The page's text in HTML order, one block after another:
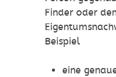
Finder oder
Beispiel
eine